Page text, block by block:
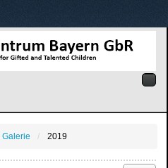
Galerie 2019